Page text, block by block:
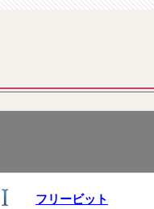
フリービット